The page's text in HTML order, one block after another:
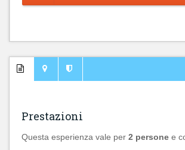
Prestazioni
Questa esperienza vale per 2 persone e